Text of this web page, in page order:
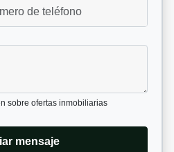
sobre ofertas inmobiliarias
mensaje